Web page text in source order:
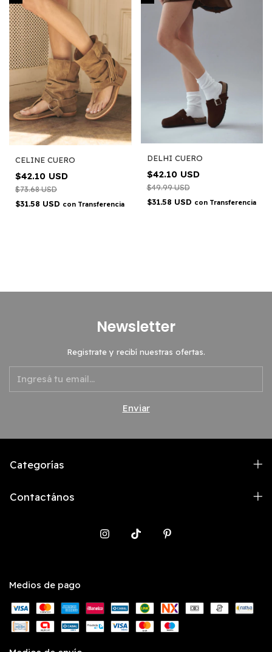
CELINE CUERO
$42.10 USD
$73.68 USD
$31.58 USD con Transferencia
DELHI CUERO
$42.10 USD
$49.99 USD
$31.58 USD con Transferencia
Newsletter
Registrate y recibí nuestras ofertas.
Categorías
Contactános
Medios de pago